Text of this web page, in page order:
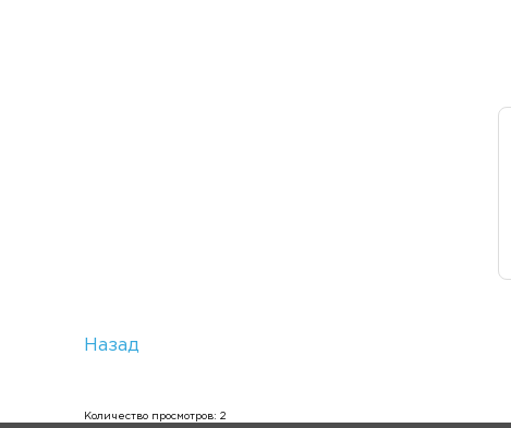
Назад
Количество просмотров: 2